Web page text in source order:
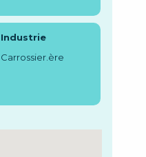
Industrie
Carrossier.ère